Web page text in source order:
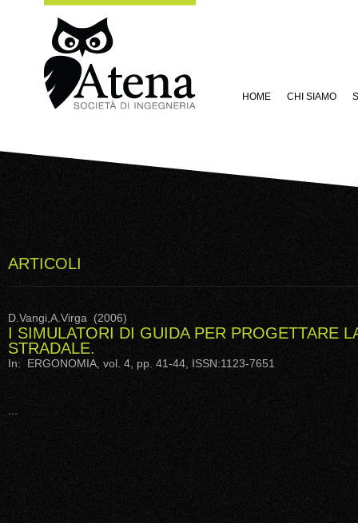
HOME CHI SIAMO
ARTICOLI
D.Vangi,A.Virga (2006)
I SIMULATORI DI GUIDA PER PROGETTARE
STRADALE.
In: ERGONOMIA, vol. 4, pp. 41-44, ISSN:1123-7651